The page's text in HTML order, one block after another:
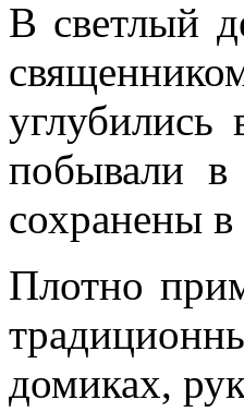
В светлый
побывали в
сохранены
Плотно
домиках,